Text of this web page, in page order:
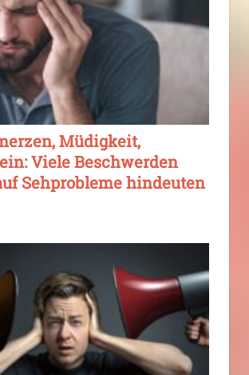
Müdigkeit,
Viele Beschwerden
Sehprobleme hindeuten